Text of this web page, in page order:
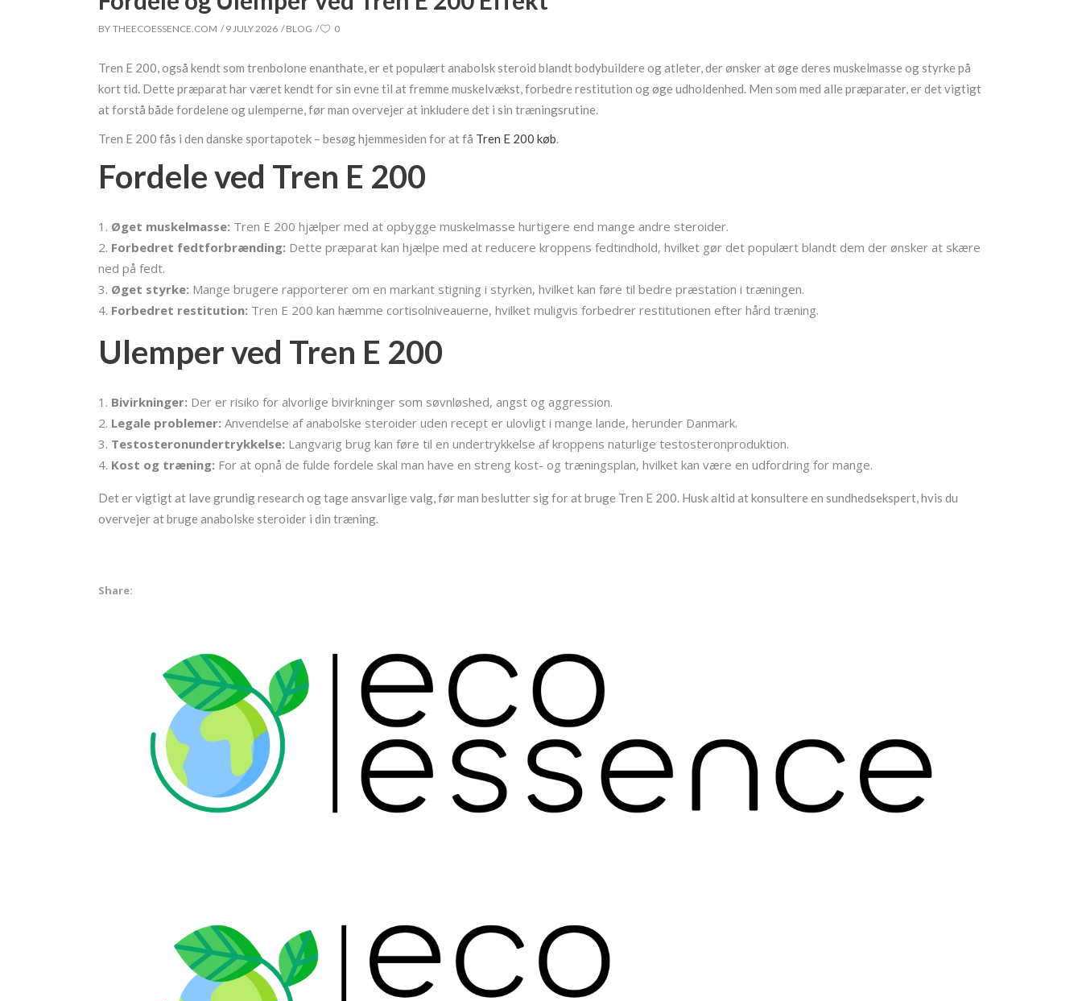
BY THEECOESSENCE.COM 9 JULY 2026 BLOG 0
Tren E 200, også kendt som trenbolone enanthate, er et populært anabolsk steroid blandt bodybuildere og atleter, der ønsker at øge deres muskelmasse og styrke på
kort tid. Dette præparat har været kendt for sin evne til at fremme muskelvækst, forbedre restitution og øge udholdenhed. Men som med alle præparater, er det vigtigt
at forstå både fordelene og ulemperne, før man overvejer at inkludere det i sin træningsrutine.
Tren E 200 fås i den danske sportapotek – besøg hjemmesiden for at få Tren E 200 køb.
Fordele ved Tren E 200
Øget muskelmasse: Tren E 200 hjælper med at opbygge muskelmasse hurtigere end mange andre steroider.
Forbedret fedtforbrænding: Dette præparat kan hjælpe med at reducere kroppens fedtindhold, hvilket gør det populært blandt dem der ønsker at skære
ned på fedt.
Øget styrke: Mange brugere rapporterer om en markant stigning i styrken, hvilket kan føre til bedre præstation i træningen.
Forbedret restitution: Tren E 200 kan hæmme cortisolniveauerne, hvilket muligvis forbedrer restitutionen efter hård træning.
Ulemper ved Tren E 200
Bivirkninger: Der er risiko for alvorlige bivirkninger som søvnløshed, angst og aggression.
Legale problemer: Anvendelse af anabolske steroider uden recept er ulovligt i mange lande, herunder Danmark.
Testosteronundertrykkelse: Langvarig brug kan føre til en undertrykkelse af kroppens naturlige testosteronproduktion.
Kost og træning: For at opnå de fulde fordele skal man have en streng kost- og træningsplan, hvilket kan være en udfordring for mange.
Det er vigtigt at lave grundig research og tage ansvarlige valg, før man beslutter sig for at bruge Tren E 200. Husk altid at konsultere en sundhedsekspert, hvis du
overvejer at bruge anabolske steroider i din træning.
Share: